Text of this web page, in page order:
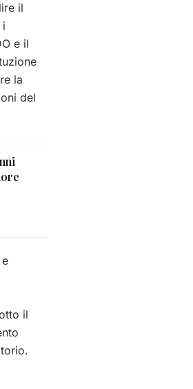
il
i
e il
la
del
il